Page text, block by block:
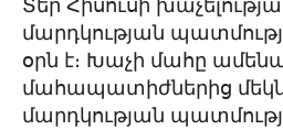
Տեր Հիսուսի
մարդկության
օրն է։ Խաչի մահը
մահապատիժներից մեկն
մարդկության